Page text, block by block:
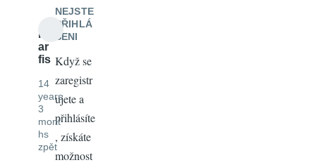
m
ar
fis
14
years
3
mont
hs
zpět
NEJSTE
PŘIHLÁ
ŠENI
Když se
zaregistr
ujete a
přihlásíte
, získáte
možnost